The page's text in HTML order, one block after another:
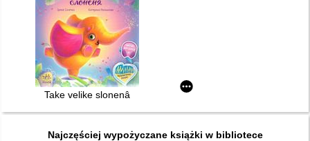
Take velike slonenâ
Najczęściej wypożyczane książki w bibliotece